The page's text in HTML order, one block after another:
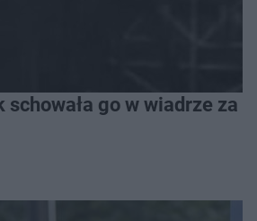
go w wiadrze za